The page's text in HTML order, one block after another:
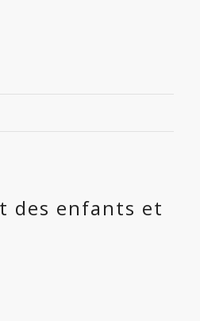
des enfants et